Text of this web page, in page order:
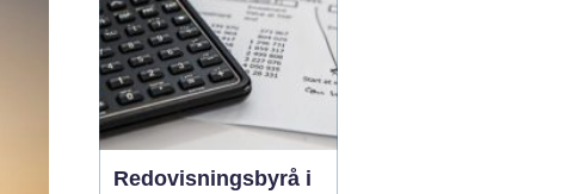
Redovisningsbyrå i